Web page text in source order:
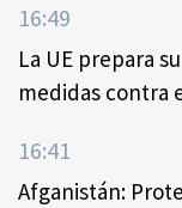
16:49
La UE prepara
medidas contra
16:41
Afganistán: